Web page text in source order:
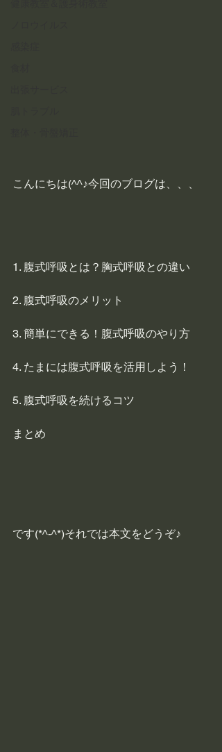
こんにちは(^^♪今回のブログは、、、
1. 腹式呼吸とは？胸式呼吸との違い
2. 腹式呼吸のメリット
3. 簡単にできる！腹式呼吸のやり方
4. たまには腹式呼吸を活用しよう！
5. 腹式呼吸を続けるコツ
まとめ
です(*^-^*)それでは本文をどうぞ♪